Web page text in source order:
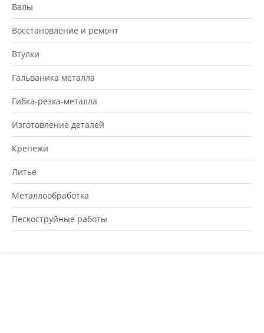
Валы
Восстановление и ремонт
Втулки
Гальваника металла
Гибка-резка-металла
Изготовление деталей
Крепежи
Литье
Металлообработка
Пескоструйные работы